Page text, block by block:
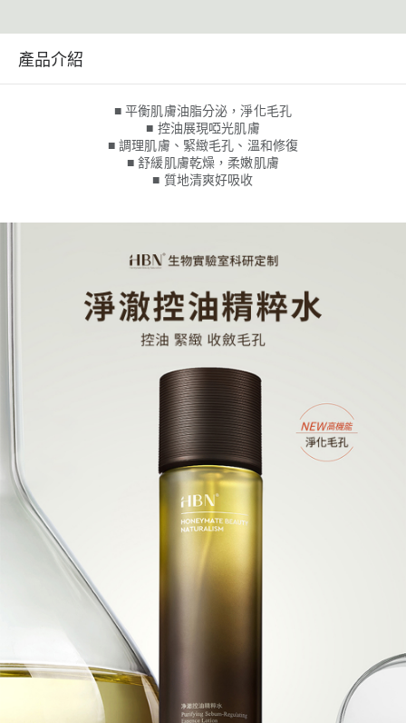
產品介紹
■ 平衡肌膚油脂分泌，淨化毛孔
■ 控油展現啞光肌膚
■ 調理肌膚、緊緻毛孔、溫和修復
■ 舒緩肌膚乾燥，柔嫩肌膚
■ 質地清爽好吸收